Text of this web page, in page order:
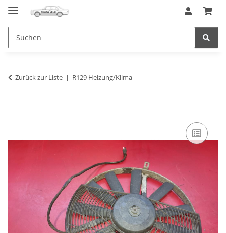
Zurück zur Liste R129 Heizung/Klima